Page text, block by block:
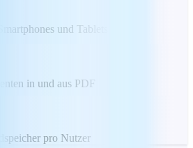
und Tablets
in und aus PDF
pro Nutzer